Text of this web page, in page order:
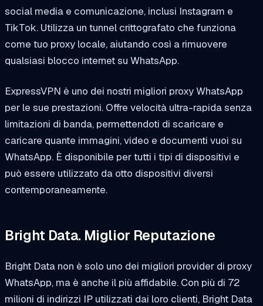
social media e comunicazione, inclusi Instagram e
TikTok. Utilizza un tunnel crittografato che funziona
come tuo proxy locale, aiutando così a rimuovere
qualsiasi blocco internet su WhatsApp.
ExpressVPN è uno dei nostri migliori proxy WhatsApp
per le sue prestazioni. Offre velocità ultra-rapida senza
limitazioni di banda, permettendoti di scaricare e
caricare quante immagini, video e documenti vuoi su
WhatsApp. È disponibile per tutti i tipi di dispositivi e
può essere utilizzato da otto dispositivi diversi
contemporaneamente.
Bright Data. Miglior Reputazione
Bright Data non è solo uno dei migliori provider di proxy
WhatsApp, ma è anche il più affidabile. Con più di 72
milioni di indirizzi IP utilizzati dai loro clienti, Bright Data